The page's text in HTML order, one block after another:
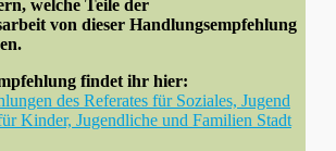
welche Teile der
von dieser Handlungsempfehlung
findet ihr hier:
des Referates für Soziales, Jugend
Kinder, Jugendliche und Familien Stadt